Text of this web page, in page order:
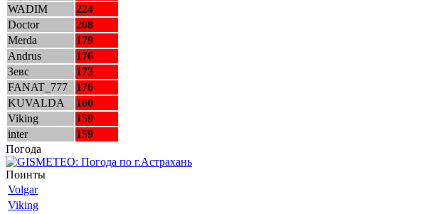
WADIM
224
Doctor
208
Merda
179
Andrus
176
Зевс
173
FANAT_777
170
KUVALDA
160
Viking
159
inter
159
Погода
Поинты
Volgar
Viking